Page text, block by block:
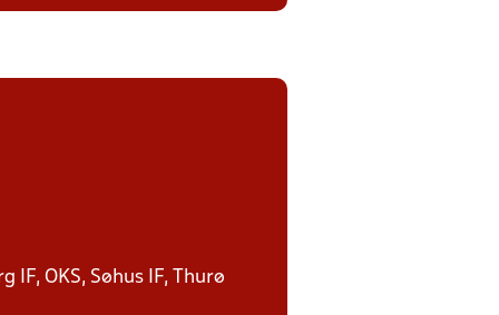
IF, OKS, Søhus IF, Thurø